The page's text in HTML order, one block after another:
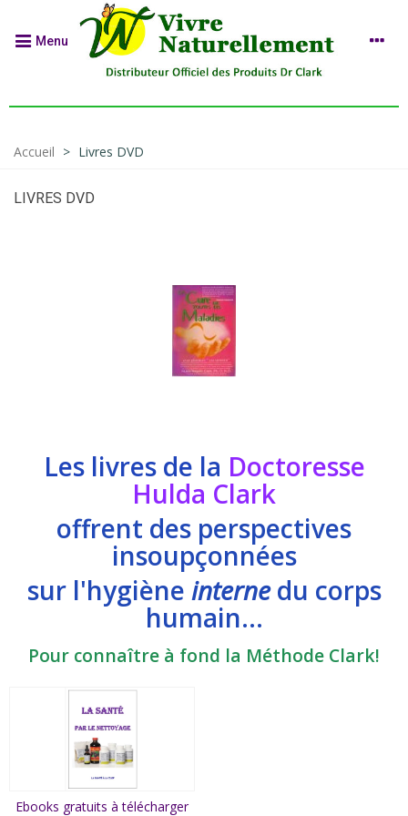
Menu
Accueil > Livres DVD
LIVRES DVD
Les livres de la Doctoresse
Hulda Clark
offrent des perspectives
insoupçonnées
sur l'hygiène internedu corps
humain...
Pour connaître à fond la Méthode Clark!
Ebooks gratuits à télécharger